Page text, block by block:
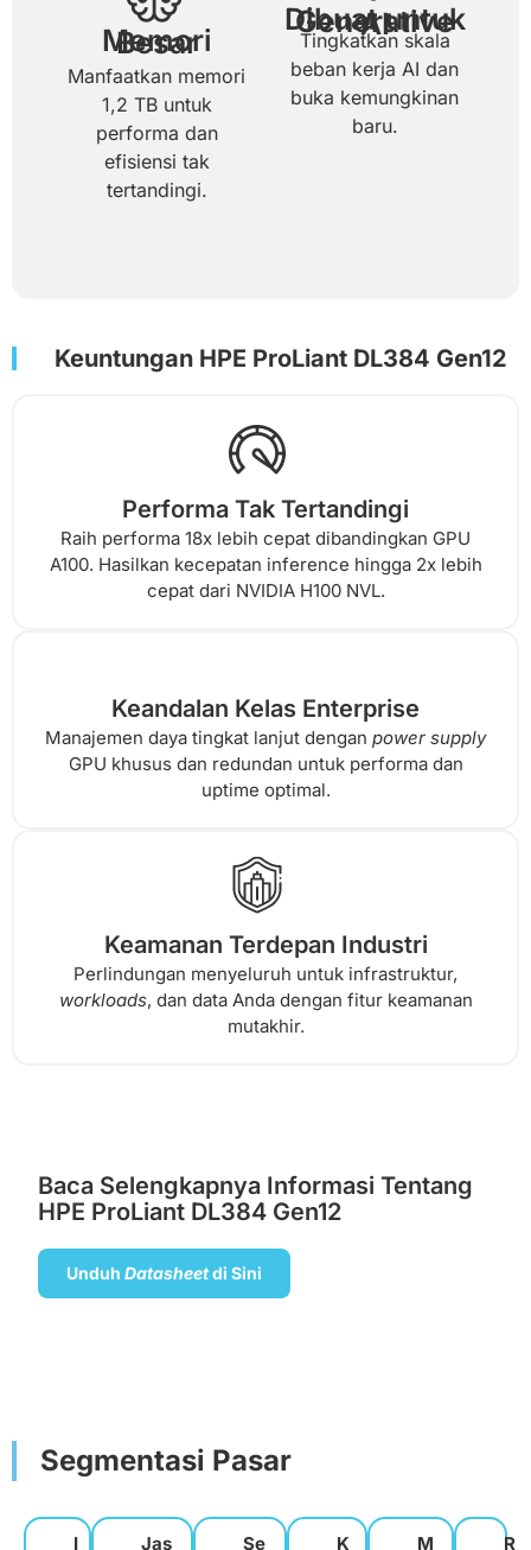
Memori Besar
Manfaatkan memori
1,2 TB untuk
performa dan
efisiensi tak
tertandingi.
Dibuat untuk Generative AI
Tingkatkan skala
beban kerja AI dan
buka kemungkinan
baru.
Keuntungan HPE ProLiant DL384 Gen12
Performa Tak Tertandingi
Raih performa 18x lebih cepat dibandingkan GPU
A100. Hasilkan kecepatan inference hingga 2x lebih
cepat dari NVIDIA H100 NVL.
Keandalan Kelas Enterprise
Manajemen daya tingkat lanjut dengan power supply
GPU khusus dan redundan untuk performa dan
uptime optimal.
Keamanan Terdepan Industri
Perlindungan menyeluruh untuk infrastruktur,
workloads, dan data Anda dengan fitur keamanan
mutakhir.
Baca Selengkapnya Informasi Tentang
HPE ProLiant DL384 Gen12
UnduhDatasheetdi Sini
Segmentasi Pasar
I
Jas
Se
K
M
R